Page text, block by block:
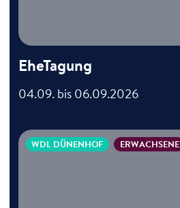
EheTagung
04.09. bis 06.09.2026
WDL DÜNENHOF ERWACHSENE